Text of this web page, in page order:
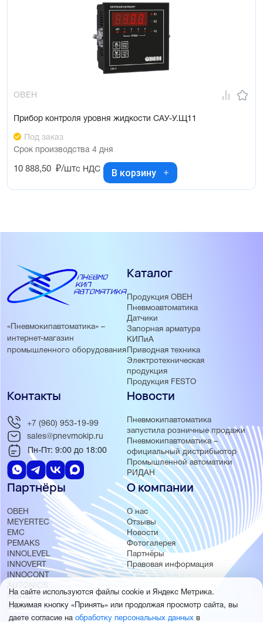
ОВЕН
Прибор контроля уровня жидкости САУ-У.Щ11
Под заказ
Срок производства 4 дня
10 888,50 ₽/штс НДС В корзину
«Пневмокипавтоматика» –
интернет-магазин
промышленного оборудования
Каталог
Продукция ОВЕН
Пневмоавтоматика
Датчики
Запорная арматура
КИПиА
Приводная техника
Электротехническая
продукция
Продукция FESTO
Новости
Пневмокипавтоматика
запустила розничные продажи
Пневмокипавтоматика –
официальный дистрибьютор
Промышленной автоматики
РИДАН
Партнёры
ОВЕН
MEYERTEC
EMC
PEMAKS
INNOLEVEL
INNOVERT
INNOCONT
AUTONICS
FESTO
SMC
О компании
О нас
Отзывы
Новости
Фотогалерея
Партнёры
Правовая информация
Контакты
+7 (960) 953-19-99
sales@pnevmokip.ru
Пн-Пт: 9:00 до 18:00
На сайте используются файлы cookie и Яндекс Метрика.
Нажимая кнопку «Принять» или продолжая просмотр сайта, вы
даете согласие на обработку персональных данных в